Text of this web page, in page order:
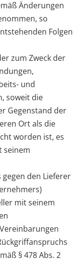
Änderungen
so
Folgen
zum Zweck der
und
soweit die
Gegenstand der
Ort als die
worden ist, es
seinem
den Lieferer
mit seinem
§ 478 Abs. 2